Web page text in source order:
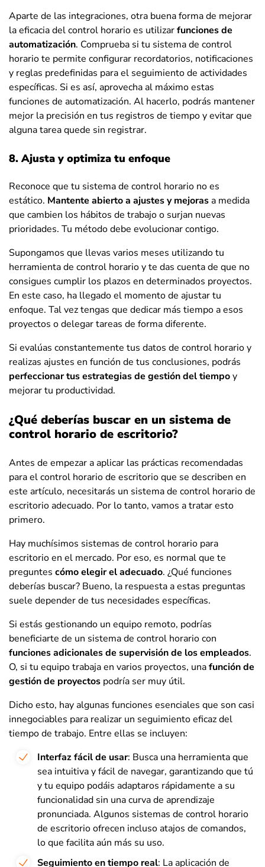
Aparte de las integraciones, otra buena forma de mejorar
la eficacia del control horario es utilizarfunciones de
automatización. Comprueba si tu sistema de control
horario te permite configurar recordatorios, notificaciones
y reglas predefinidas para el seguimiento de actividades
específicas. Si es así, aprovecha al máximo estas
funciones de automatización. Al hacerlo, podrás mantener
mejor la precisión en tus registros de tiempo y evitar que
alguna tarea quede sin registrar.
8. Ajusta y optimiza tu enfoque
Reconoce que tu sistema de control horario no es
estático. Mantente abierto a ajustes y mejorasa medida
que cambien los hábitos de trabajo o surjan nuevas
prioridades. Tu método debe evolucionar contigo.
Supongamos que llevas varios meses utilizando tu
herramienta de control horario y te das cuenta de que no
consigues cumplir los plazos en determinados proyectos.
En este caso, ha llegado el momento de ajustar tu
enfoque. Tal vez tengas que dedicar más tiempo a esos
proyectos o delegar tareas de forma diferente.
Si evalúas constantemente tus datos de control horario y
realizas ajustes en función de tus conclusiones, podrás
perfeccionar tus estrategias de gestión del tiempoy
mejorar tu productividad.
¿Qué deberías buscar en un sistema de
control horario de escritorio?
Antes de empezar a aplicar las prácticas recomendadas
para el control horario de escritorio que se describen en
este artículo, necesitarás un sistema de control horario de
escritorio adecuado. Por lo tanto, vamos a tratar esto
primero.
Hay muchísimos sistemas de control horario para
escritorio en el mercado. Por eso, es normal que te
preguntes cómo elegir el adecuado. ¿Qué funciones
deberías buscar? Bueno, la respuesta a estas preguntas
suele depender de tus necesidades específicas.
Si estás gestionando un equipo remoto, podrías
beneficiarte de un sistema de control horario con
funciones adicionales de supervisión de los empleados.
O, si tu equipo trabaja en varios proyectos, unafunción de
gestión de proyectos podría ser muy útil.
Dicho esto, hay algunas funciones esenciales que son casi
innegociables para realizar un seguimiento eficaz del
tiempo de trabajo. Entre ellas se incluyen:
Interfaz fácil de usar: Busca una herramienta que
sea intuitiva y fácil de navegar, garantizando que tú
y tu equipo podáis adaptaros rápidamente a su
funcionalidad sin una curva de aprendizaje
pronunciada. Algunos sistemas de control horario
de escritorio ofrecen incluso atajos de comandos,
lo que facilita aún más su uso.
Seguimiento en tiempo real: La aplicación de